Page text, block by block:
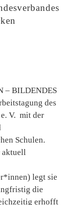
– BILDENDES
des
V. mit der
Schulen.
aktuell
legt sie
die
erhofft